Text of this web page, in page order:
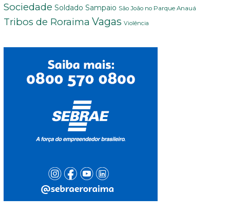
Sociedade Soldado Sampaio São João no Parque Anauá
Tribos de Roraima Vagas Violência